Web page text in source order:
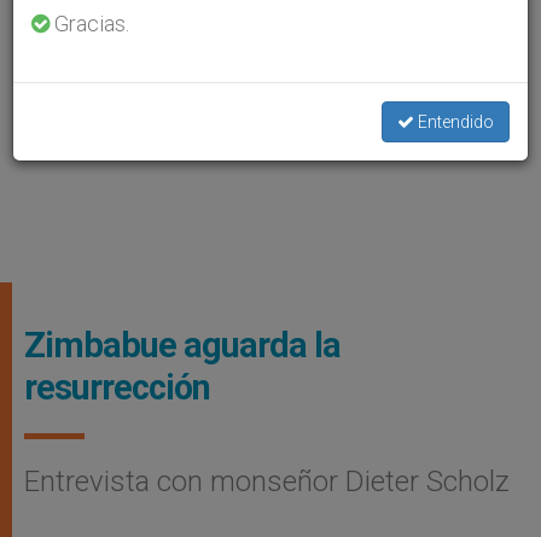
Zimbabue aguarda la
resurrección
Entrevista con monseñor Dieter Scholz
Gracias.
Entendido